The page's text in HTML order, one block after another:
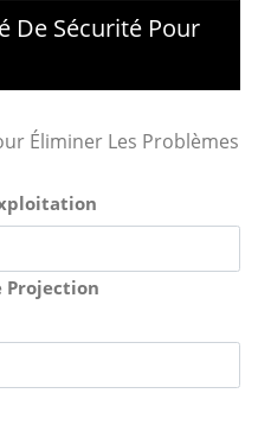
De Sécurité Pour
Éliminer Les Problèmes
Projection